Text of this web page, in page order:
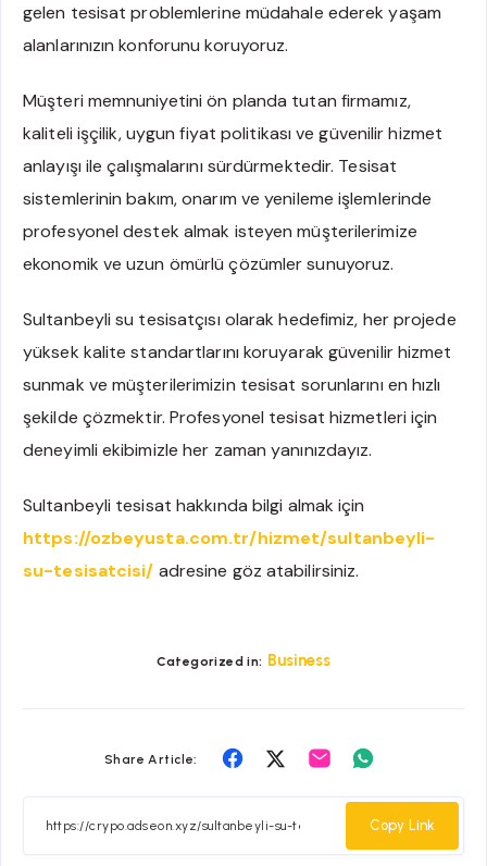
gelen tesisat problemlerine müdahale ederek yaşam
alanlarınızın konforunu koruyoruz.
Müşteri memnuniyetini ön planda tutan firmamız,
kaliteli işçilik, uygun fiyat politikası ve güvenilir hizmet
anlayışı ile çalışmalarını sürdürmektedir. Tesisat
sistemlerinin bakım, onarım ve yenileme işlemlerinde
profesyonel destek almak isteyen müşterilerimize
ekonomik ve uzun ömürlü çözümler sunuyoruz.
Sultanbeyli su tesisatçısı olarak hedefimiz, her projede
yüksek kalite standartlarını koruyarak güvenilir hizmet
sunmak ve müşterilerimizin tesisat sorunlarını en hızlı
şekilde çözmektir. Profesyonel tesisat hizmetleri için
deneyimli ekibimizle her zaman yanınızdayız.
Sultanbeyli tesisat hakkında bilgi almak için
https://ozbeyusta.com.tr/hizmet/sultanbeyli-
su-tesisatcisi/ adresine göz atabilirsiniz.
Categorized in: Business
Share Article:
Share
Facebook
Share
Twitter
Share
Whatsapp
Copy Link